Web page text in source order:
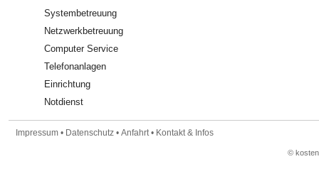
Systembetreuung
Netzwerkbetreuung
Computer Service
Telefonanlagen
Einrichtung
Notdienst
Impressum • Datenschutz • Anfahrt• Kontakt & Infos
©